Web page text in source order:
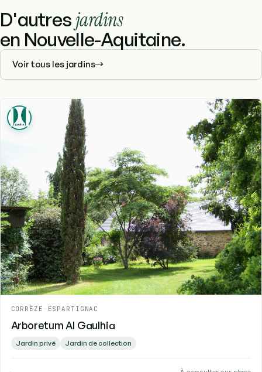
D'autresjardins
en Nouvelle-Aquitaine.
Voir tous les jardins
CORRÈZE - ESPARTIGNAC
Arboretum Al Gaulhia
Jardin privé Jardin de collection